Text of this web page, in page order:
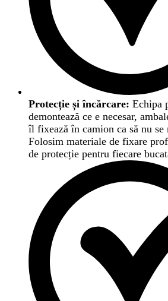
Protecție și încărcare: Echipa
demontează ce e necesar,
îl fixează în camion ca să nu se
Folosim materiale de fixare
de protecție pentru fiecare